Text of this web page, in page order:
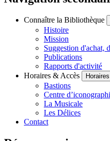
Connaître la Bibliothèque
Histoire
Mission
Suggestion d'achat,
Publications
Rapports d'activité
Horaires & Accès
Bastions
Centre
La Musicale
Les Délices
Contact